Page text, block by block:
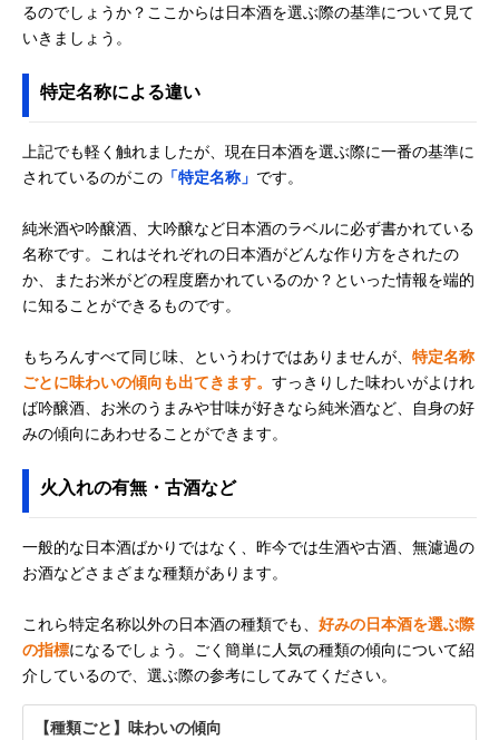
るのでしょうか？ここからは日本酒を選ぶ際の基準について見て
いきましょう。
特定名称による違い
上記でも軽く触れましたが、現在日本酒を選ぶ際に一番の基準に
されているのがこの 「特定名称」 です。
純米酒や吟醸酒、大吟醸など日本酒のラベルに必ず書かれている
名称です。これはそれぞれの日本酒がどんな作り方をされたの
か、またお米がどの程度磨かれているのか？といった情報を端的
に知ることができるものです。
もちろんすべて同じ味、というわけではありませんが、 特定名称
ごとに味わいの傾向も出てきます。 すっきりした味わいがよけれ
ば吟醸酒、お米のうまみや甘味が好きなら純米酒など、自身の好
みの傾向にあわせることができます。
火入れの有無・古酒など
一般的な日本酒ばかりではなく、昨今では生酒や古酒、無濾過の
お酒などさまざまな種類があります。
これら特定名称以外の日本酒の種類でも、 好みの日本酒を選ぶ際
の指標になるでしょう。ごく簡単に人気の種類の傾向について紹
介しているので、選ぶ際の参考にしてみてください。
【種類ごと】味わいの傾向